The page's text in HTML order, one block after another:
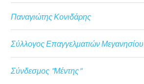
Παναγιώτης Κονιδάρης
Σύλλογος Επαγγελματιών Μεγανησίου
Σύνδεσμος "Μέντης"